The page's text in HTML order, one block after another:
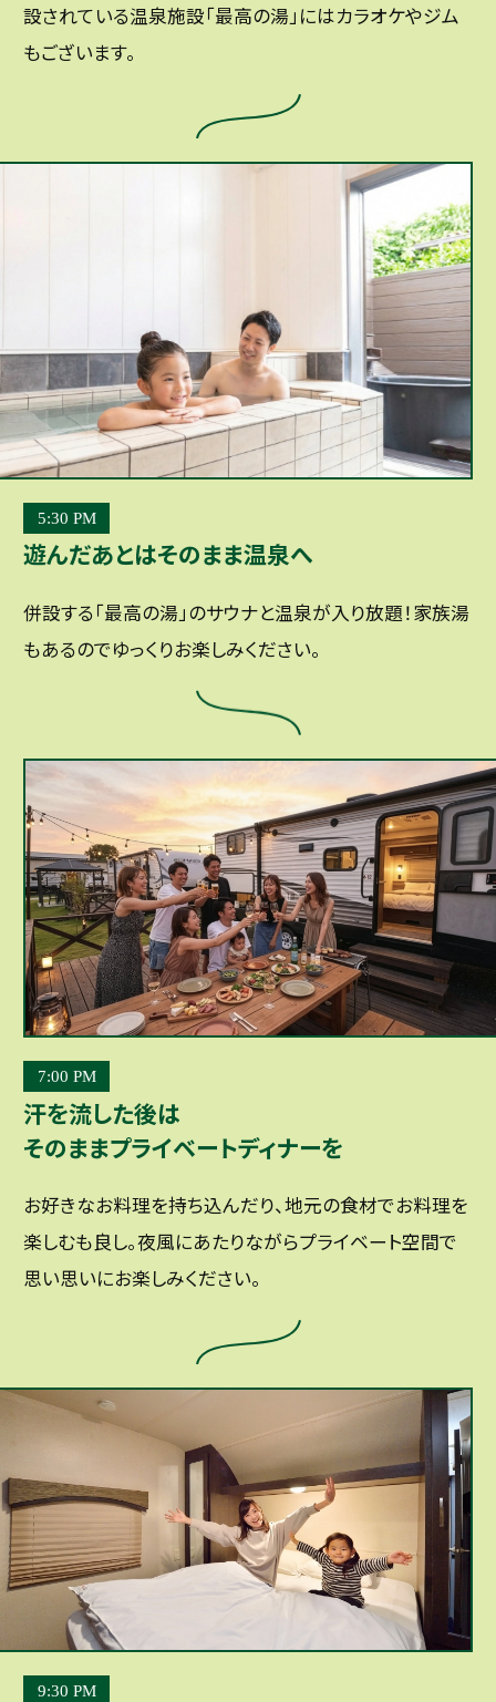
設されている温泉施設「最高の湯」にはカラオケやジム
もございます。
5:30 PM
遊んだあとはそのまま温泉へ
併設する「最高の湯」のサウナと温泉が入り放題！家族湯
もあるのでゆっくりお楽しみください。
7:00 PM
汗を流した後は
そのままプライベートディナーを
お好きなお料理を持ち込んだり、地元の食材でお料理を
楽しむも良し。夜風にあたりながらプライベート空間で
思い思いにお楽しみください。
9:30 PM